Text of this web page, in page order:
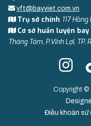
vft@bayviet.com.vn
Trụ sở chính 117
Cơ sở huấn luyện bay
Tháng Tám, P.Vĩnh Lợi, TP.
Copyright ©
Điều khoản sử